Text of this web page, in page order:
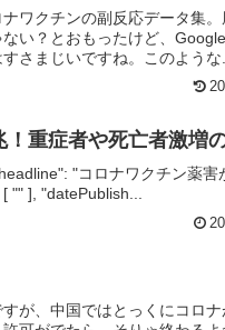
ワクチンの副反応データ集
い？とおもったけど、
さまじいですね。このような
重症者や死亡者激増
"コロナワクチン薬害
"" ], "datePublish...
が、中国ではとっくにコロ